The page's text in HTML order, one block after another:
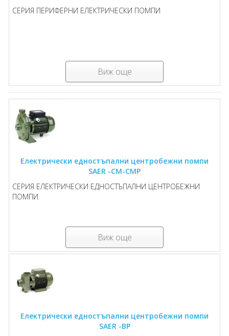
СЕРИЯ ПЕРИФЕРНИ ЕЛЕКТРИЧЕСКИ ПОМПИ
Виж още
Електрически едностъпални центробежни помпи
SAER -CM-CMP
СЕРИЯ ЕЛЕКТРИЧЕСКИ ЕДНОСТЪПАЛНИ ЦЕНТРОБЕЖНИ
ПОМПИ
Виж още
Електрически едностъпални центробежни помпи
SAER -BP